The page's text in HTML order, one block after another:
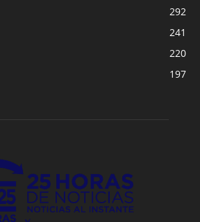
292
241
220
197